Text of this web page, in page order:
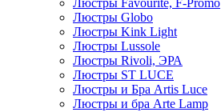
Люстры Favourite, F-Promo
Люстры Globo
Люстры Kink Light
Люстры Lussole
Люстры Rivoli, ЭРА
Люстры ST LUCE
Люстры и Бра Artis Luce
Люстры и бра Arte Lamp